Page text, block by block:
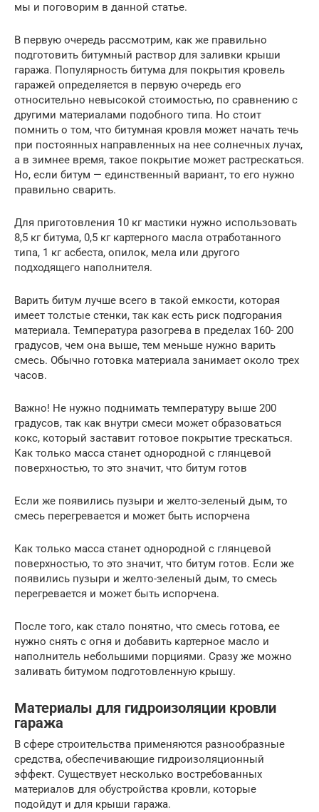
мы и поговорим в данной статье.
В первую очередь рассмотрим, как же правильно
подготовить битумный раствор для заливки крыши
гаража. Популярность битума для покрытия кровель
гаражей определяется в первую очередь его
относительно невысокой стоимостью, по сравнению с
другими материалами подобного типа. Но стоит
помнить о том, что битумная кровля может начать течь
при постоянных направленных на нее солнечных лучах,
а в зимнее время, такое покрытие может растрескаться.
Но, если битум — единственный вариант, то его нужно
правильно сварить.
Для приготовления 10 кг мастики нужно использовать
8,5 кг битума, 0,5 кг картерного масла отработанного
типа, 1 кг асбеста, опилок, мела или другого
подходящего наполнителя.
Варить битум лучше всего в такой емкости, которая
имеет толстые стенки, так как есть риск подгорания
материала. Температура разогрева в пределах 160- 200
градусов, чем она выше, тем меньше нужно варить
смесь. Обычно готовка материала занимает около трех
часов.
Важно! Не нужно поднимать температуру выше 200
градусов, так как внутри смеси может образоваться
кокс, который заставит готовое покрытие трескаться.
Как только масса станет однородной с глянцевой
поверхностью, то это значит, что битум готов
Если же появились пузыри и желто-зеленый дым, то
смесь перегревается и может быть испорчена
Как только масса станет однородной с глянцевой
поверхностью, то это значит, что битум готов. Если же
появились пузыри и желто-зеленый дым, то смесь
перегревается и может быть испорчена.
После того, как стало понятно, что смесь готова, ее
нужно снять с огня и добавить картерное масло и
наполнитель небольшими порциями. Сразу же можно
заливать битумом подготовленную крышу.
Материалы для гидроизоляции кровли
гаража
В сфере строительства применяются разнообразные
средства, обеспечивающие гидроизоляционный
эффект. Существует несколько востребованных
материалов для обустройства кровли, которые
подойдут и для крыши гаража.